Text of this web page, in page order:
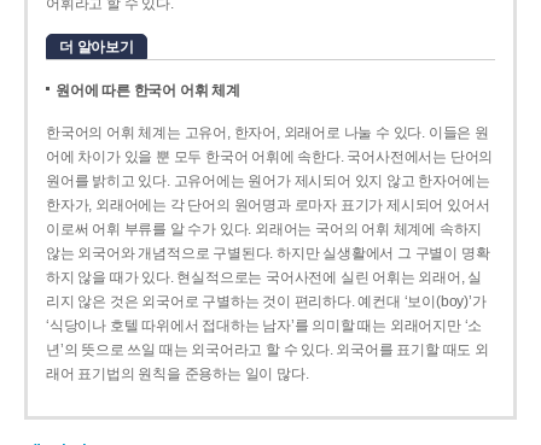
어휘라고 할 수 있다.
더 알아보기
원어에 따른 한국어 어휘 체계
한국어의 어휘 체계는 고유어, 한자어, 외래어로 나눌 수 있다. 이들은 원
어에 차이가 있을 뿐 모두 한국어 어휘에 속한다. 국어사전에서는 단어의
원어를 밝히고 있다. 고유어에는 원어가 제시되어 있지 않고 한자어에는
한자가, 외래어에는 각 단어의 원어명과 로마자 표기가 제시되어 있어서
이로써 어휘 부류를 알 수가 있다. 외래어는 국어의 어휘 체계에 속하지
않는 외국어와 개념적으로 구별된다. 하지만 실생활에서 그 구별이 명확
하지 않을 때가 있다. 현실적으로는 국어사전에 실린 어휘는 외래어, 실
리지 않은 것은 외국어로 구별하는 것이 편리하다. 예컨대 ‘보이(boy)’가
‘식당이나 호텔 따위에서 접대하는 남자’를 의미할 때는 외래어지만 ‘소
년’의 뜻으로 쓰일 때는 외국어라고 할 수 있다. 외국어를 표기할 때도 외
래어 표기법의 원칙을 준용하는 일이 많다.